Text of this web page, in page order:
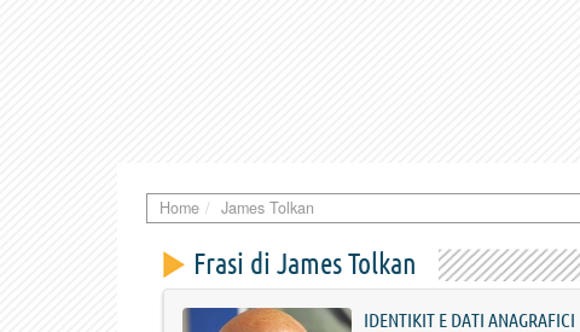
Home James Tolkan
Frasi di James Tolkan
IDENTIKIT E DATI ANAGRAFICI